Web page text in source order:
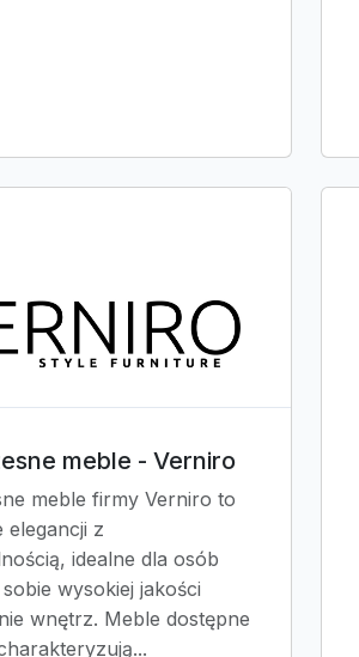
meble - Verniro
meble firmy Verniro to
elegancji z
idealne dla osób
wysokiej jakości
wnętrz. Meble dostępne